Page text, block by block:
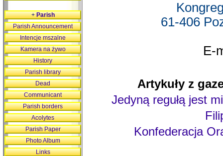
61-406
E-
Artykuły z
Jedyną regułą jest
Konfederacja
+Parish
Parish Announcement
Intencje mszalne
Kamera na żywo
History
Parish library
Dead
Communicant
Parish borders
Acolytes
Parish Paper
Photo Album
Links